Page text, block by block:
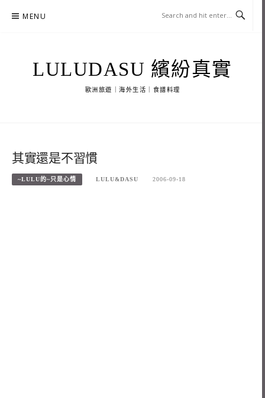
MENU
LULUDASU 繽紛真實
歐洲旅遊｜海外生活｜食譜料理
其實還是不習慣
~LULU的~只是心情 LULU&DASU 2006-09-18